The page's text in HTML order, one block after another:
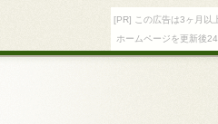
[PR] この広告は3ヶ月以
ホームページを更新後